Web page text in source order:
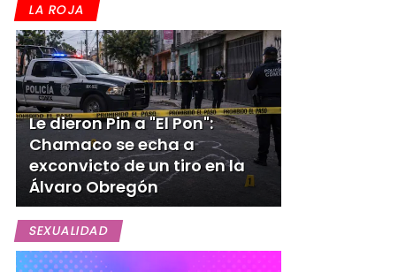
LA ROJA
Le dieron Pin a "El Pon":
Chamaco se echa a
exconvicto de un tiro en la
Álvaro Obregón
SEXUALIDAD